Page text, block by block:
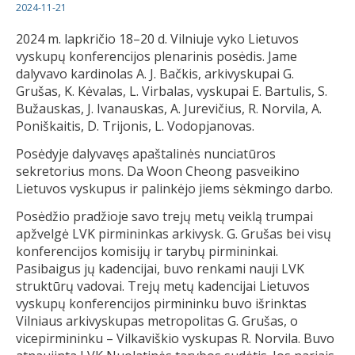
2024-11-21
2024 m. lapkričio 18–20 d. Vilniuje vyko Lietuvos
vyskupų konferencijos plenarinis posėdis. Jame
dalyvavo kardinolas A. J. Bačkis, arkivyskupai G.
Grušas, K. Kėvalas, L. Virbalas, vyskupai E. Bartulis, S.
Bužauskas, J. Ivanauskas, A. Jurevičius, R. Norvila, A.
Poniškaitis, D. Trijonis, L. Vodopjanovas.
Posėdyje dalyvavęs apaštalinės nunciatūros
sekretorius mons. Da Woon Cheong pasveikino
Lietuvos vyskupus ir palinkėjo jiems sėkmingo darbo.
Posėdžio pradžioje savo trejų metų veiklą trumpai
apžvelgė LVK pirmininkas arkivysk. G. Grušas bei visų
konferencijos komisijų ir tarybų pirmininkai.
Pasibaigus jų kadencijai, buvo renkami nauji LVK
struktūrų vadovai. Trejų metų kadencijai Lietuvos
vyskupų konferencijos pirmininku buvo išrinktas
Vilniaus arkivyskupas metropolitas G. Grušas, o
vicepirmininku – Vilkaviškio vyskupas R. Norvila. Buvo